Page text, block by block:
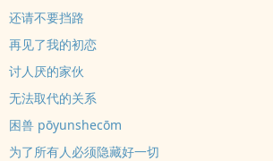
还请不要挡路
再见了我的初恋
讨人厌的家伙
无法取代的关系
困兽 pōyunshecōm
为了所有人必须隐藏好一切